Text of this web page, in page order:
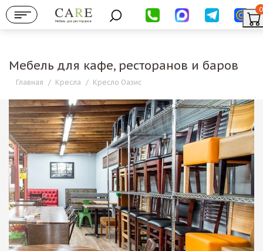
Мебель для ресторанов
0
Мебель для кафе, ресторанов и баров
Главная / Кресла / Кресло Оазис